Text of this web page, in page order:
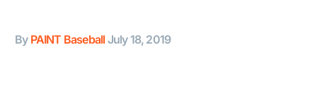
By PAINT BaseballJuly 18, 2019